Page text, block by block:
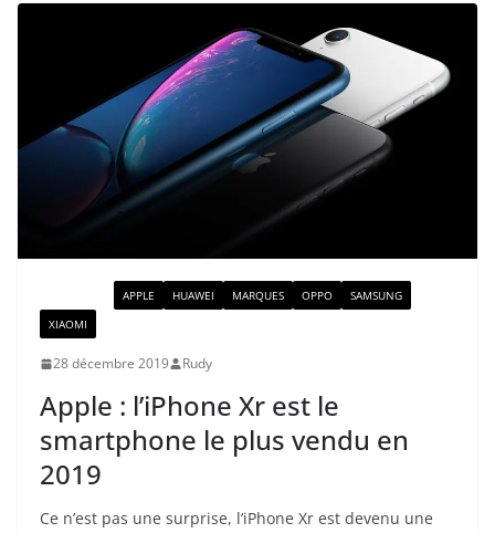
APPLE HUAWEI MARQUES OPPO
SAMSUNG
XIAOMI
28 décembre 2019 Rudy
Apple : l’iPhone Xr est le
smartphone le plus vendu en
2019
Ce n’est pas une surprise, l’iPhone Xr est devenu une